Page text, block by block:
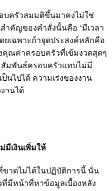
บครัวสมมติขึ้นมาคงไม่ใช่
ำคัญของคำสั่งนั้นคือ ‘มีเวลา
ยเฉพาะถ้าจุดประสงค์หลักคือ
คุณค่าครอบครัวที่เข้มงวดสุดๆ
สัมพันธ์ครอบครัวแทบไม่มี
นไปได้ ความเร่งของงาน
านได้
มีเงินเพิ่มให้
าดไม่ได้ในปฏิบัติการนี้ นั่น
มีหน้าที่หาข้อมูลเบื้องหลัง